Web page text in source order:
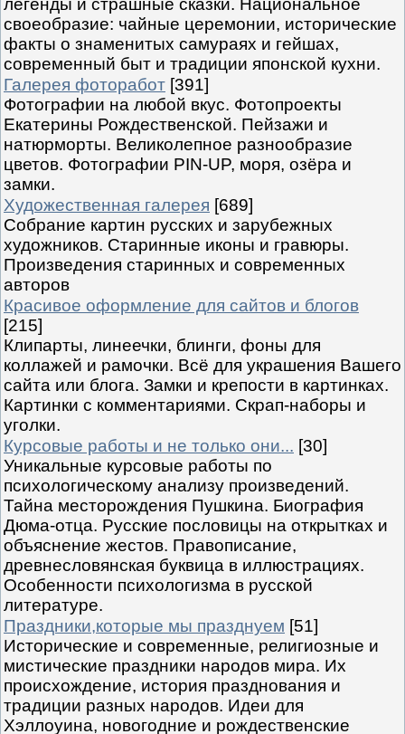
легенды и страшные сказки. Национальное
своеобразие: чайные церемонии, исторические
факты о знаменитых самураях и гейшах,
современный быт и традиции японской кухни.
Галерея фоторабот [391]
Фотографии на любой вкус. Фотопроекты
Екатерины Рождественской. Пейзажи и
натюрморты. Великолепное разнообразие
цветов. Фотографии PIN-UP, моря, озёра и
замки.
Художественная галерея [689]
Собрание картин русских и зарубежных
художников. Старинные иконы и гравюры.
Произведения старинных и современных
авторов
Красивое оформление для сайтов и блогов
[215]
Клипарты, линеечки, блинги, фоны для
коллажей и рамочки. Всё для украшения Вашего
сайта или блога. Замки и крепости в картинках.
Картинки с комментариями. Скрап-наборы и
уголки.
Курсовые работы и не только они... [30]
Уникальные курсовые работы по
психологическому анализу произведений.
Тайна месторождения Пушкина. Биография
Дюма-отца. Русские пословицы на открытках и
объяснение жестов. Правописание,
древнесловянская буквица в иллюстрациях.
Особенности психологизма в русской
литературе.
Праздники,которые мы празднуем [51]
Исторические и современные, религиозные и
мистические праздники народов мира. Их
происхождение, история празднования и
традиции разных народов. Идеи для
Хэллоуина, новогодние и рождественские